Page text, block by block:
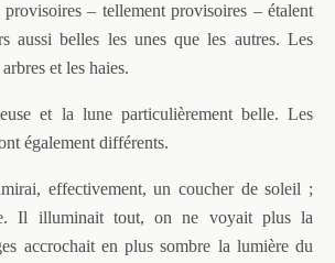
provisoires – tellement provisoires – étalent
aussi belles les unes que les autres. Les
et les haies.
et la lune particulièrement belle. Les
également différents.
effectivement, un coucher de soleil ;
Il illuminait tout, on ne voyait plus la
accrochait en plus sombre la lumière du